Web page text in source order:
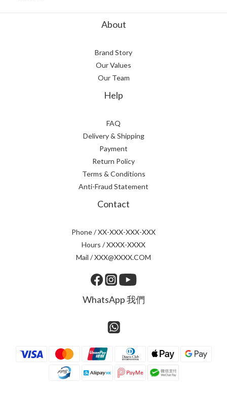
About
Brand Story
Our Values
Our Team
Help
FAQ
Delivery & Shipping
Payment
Return Policy
Terms & Conditions
Anti-Fraud Statement
Contact
Phone / XX-XXX-XXX-XXX
Hours / XXXX-XXXX
Mail / XXX@XXXX.COM
WhatsApp 我們